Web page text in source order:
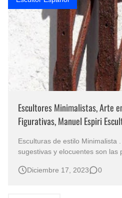
Escultores Minimalistas, Arte
Figurativas, Manuel Espiri
Esculturas de estilo Minimalista . Simples, modernas,
sugestivas y elocuentes son las
imaginación y originalidad se
Diciembre 17, 2023 0